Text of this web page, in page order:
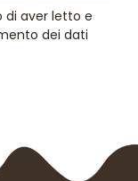
di aver letto e
dei dati